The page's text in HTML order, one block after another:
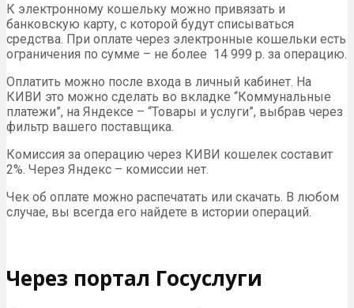
К электронному кошельку можно привязать и
банковскую карту, с которой будут списываться
средства. При оплате через электронные кошельки есть
ограничения по сумме – не более 14 999 р. за операцию.
Оплатить можно после входа в личный кабинет. На
КИВИ это можно сделать во вкладке “Коммунальные
платежи”, на Яндексе – “Товары и услуги”, выбрав через
фильтр вашего поставщика.
Комиссия за операцию через КИВИ кошелек составит
2%. Через Яндекс – комиссии нет.
Чек об оплате можно распечатать или скачать. В любом
случае, вы всегда его найдете в истории операций.
Через портал Госуслуги